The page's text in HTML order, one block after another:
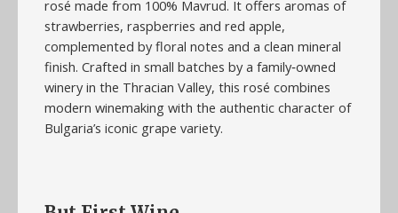
rosé made from 100% Mavrud. It offers aromas of
strawberries, raspberries and red apple,
complemented by floral notes and a clean mineral
finish. Crafted in small batches by a family‑owned
winery in the Thracian Valley, this rosé combines
modern winemaking with the authentic character of
Bulgaria’s iconic grape variety.